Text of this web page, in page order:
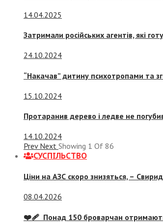
14.04.2025
Затримали російських агентів, які
24.10.2024
“Накачав” дитину психотропами та
15.10.2024
Протаранив дерево і ледве не
14.10.2024
Prev Next Showing 1 Of 86
СУСПIЛЬСТВО
Ціни на АЗС скоро знизяться, –
08.04.2026
❤️‍🩹 Понад 150 броварчан